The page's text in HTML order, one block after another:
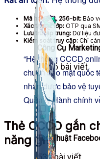
Công Cụ
1,066 bài viết
Thủ Thuật
536 bài viết
Mã hóa SSL 256-bit: Bảo
Xác thực 2 lớp: OTP qua
Lưu trữ tập trung: Dữ liệu
Kiểm soát truy cập: Chỉ
“Hệ thống CCCD
chuẩn bảo mật quốc
nhân được bảo vệ
Quản lý Hành chính
Thẻ CCCD gắn
năng gì?